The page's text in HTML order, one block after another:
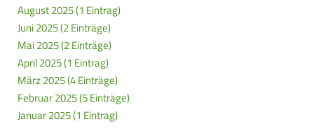
August 2025 (1 Eintrag)
Juni 2025 (2 Einträge)
Mai 2025 (2 Einträge)
April 2025 (1 Eintrag)
März 2025 (4 Einträge)
Februar 2025 (5 Einträge)
Januar 2025 (1 Eintrag)
DAMEN
Damen im Schützensport
Bezirkspokal
Frauen Ü40